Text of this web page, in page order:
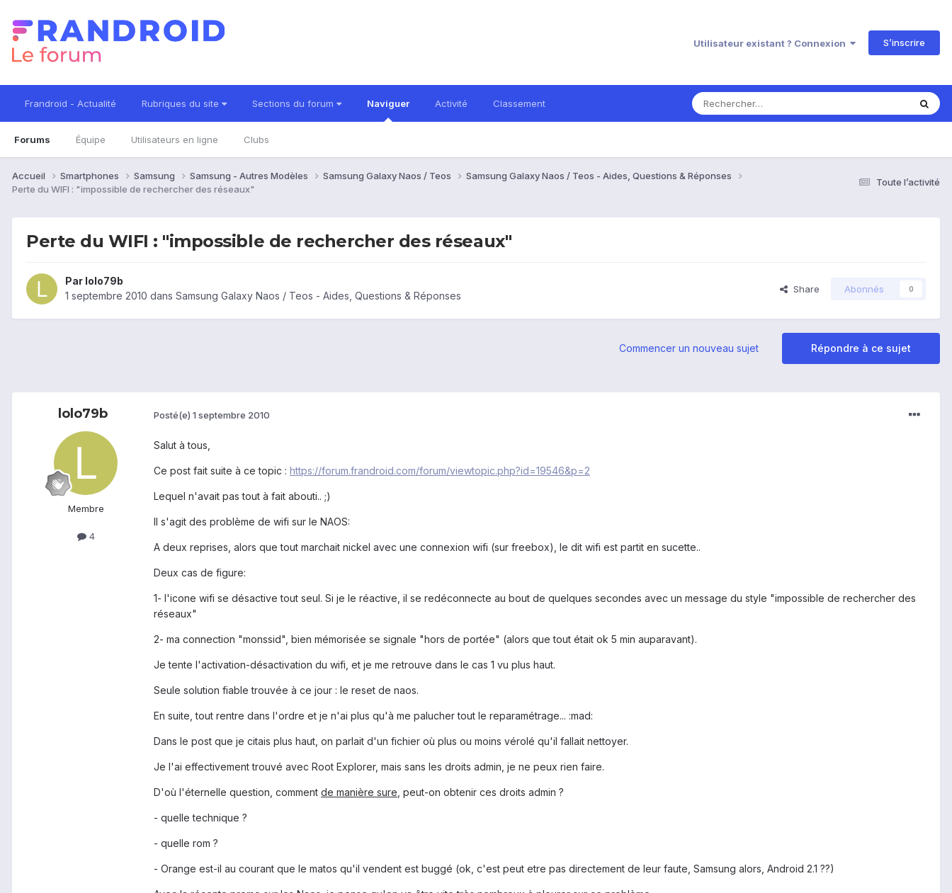
Utilisateur existant ? Connexion S’inscrire
Frandroid - Actualité Rubriques du site Sections du forum Naviguer
Forums Équipe Utilisateurs en ligne Clubs
Activité Classement
Toute l’activité
Accueil Smartphones Samsung Samsung - Autres Modèles Samsung Galaxy Naos / Teos
Samsung Galaxy Naos / Teos - Aides, Questions & Réponses
Perte du WIFI : "impossible de rechercher des réseaux"
Perte du WIFI : "impossible de rechercher des réseaux"
Par lolo79b
1 septembre 2010 dans Samsung Galaxy Naos / Teos - Aides, Questions & Réponses
Share Abonnés 0
Répondre à ce sujet
Commencer un nouveau sujet
lolo79b
Membre
4
Posté(e) 1 septembre 2010
Salut à tous,
Ce post fait suite à ce topic : https://forum.frandroid.com/forum/viewtopic.php?id=19546&p=2
Lequel n'avait pas tout à fait abouti.. ;)
Il s'agit des problème de wifi sur le NAOS:
A deux reprises, alors que tout marchait nickel avec une connexion wifi (sur freebox), le dit wifi est partit en sucette..
Deux cas de figure:
1- l'icone wifi se désactive tout seul. Si je le réactive, il se redéconnecte au bout de quelques secondes avec un message du style "impossible de rechercher des
réseaux"
2- ma connection "monssid", bien mémorisée se signale "hors de portée" (alors que tout était ok 5 min auparavant).
Je tente l'activation-désactivation du wifi, et je me retrouve dans le cas 1 vu plus haut.
Seule solution fiable trouvée à ce jour : le reset de naos.
En suite, tout rentre dans l'ordre et je n'ai plus qu'à me palucher tout le reparamétrage... :mad:
Dans le post que je citais plus haut, on parlait d'un fichier où plus ou moins vérolé qu'il fallait nettoyer.
Je l'ai effectivement trouvé avec Root Explorer, mais sans les droits admin, je ne peux rien faire.
D'où l'éternelle question, comment de manière sure , peut-on obtenir ces droits admin ?
- quelle technique ?
- quelle rom ?
- Orange est-il au courant que le matos qu'il vendent est buggé (ok, c'est peut etre pas directement de leur faute, Samsung alors, Android 2.1 ??)